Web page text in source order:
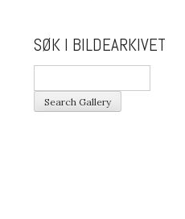
SØK I BILDEARKIVET